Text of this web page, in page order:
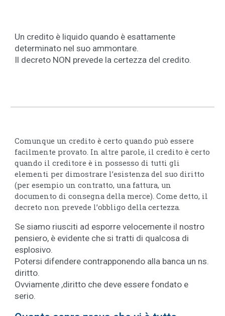
Un credito è liquido quando è esattamente
determinato nel suo ammontare.
Il decreto NON prevede la certezza del credito.
Comunque un credito è certo quando può essere
facilmente provato. In altre parole, il credito è certo
quando il creditore è in possesso di tutti gli
elementi per dimostrare l’esistenza del suo diritto
(per esempio un contratto, una fattura, un
documento di consegna della merce). Come detto, il
decreto non prevede l’obbligo della certezza.
Se siamo riusciti ad esporre velocemente il nostro
pensiero, è evidente che si tratti di qualcosa di
esplosivo.
Potersi difendere contrapponendo alla banca un ns.
diritto.
Ovviamente ,diritto che deve essere fondato e
serio.